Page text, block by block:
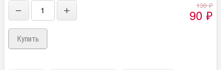
− + 130₽
90 ₽